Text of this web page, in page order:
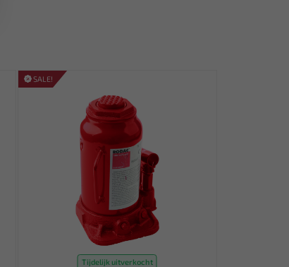
SALE!
Tijdelijk uitverkocht